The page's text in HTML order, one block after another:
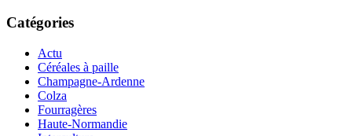
Catégories
Actu
Céréales à paille
Champagne-Ardenne
Colza
Fourragères
Haute-Normandie